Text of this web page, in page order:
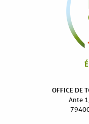
OFFICE DE
Ante